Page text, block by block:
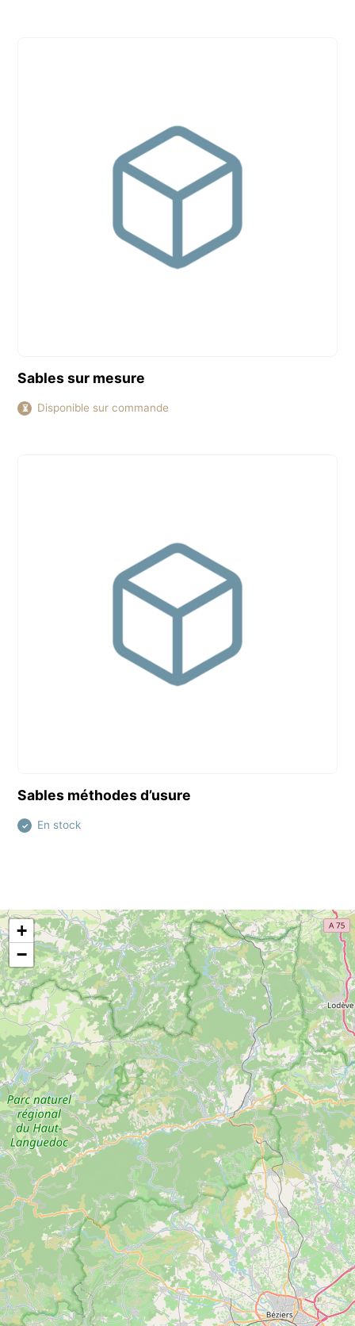
Découvrir ce produit
Sables sur mesure
⏳ Disponible sur commande
Découvrir ce produit
Sables méthodes d’usure
✓ En stock
+
−